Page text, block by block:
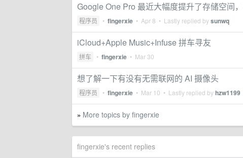
Google One Pro 最近大幅度提升了存储空间
程序员 • fingerxie • Apr 8 • Lastly replied bysunwq
iCloud+Apple Music+Infuse 拼车寻友
拼车 • fingerxie • Mar 30
想了解一下有没有无需联网的 AI 摄像头
程序员 • fingerxie • Mar 10 • Lastly replied byhzw1199
» More topics by fingerxie
fingerxie's recent replies